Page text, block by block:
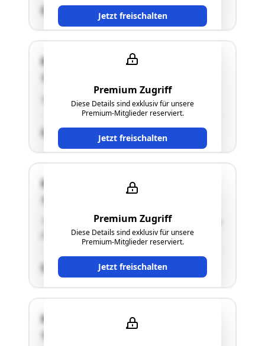
Jetzt freischalten
SCHÄTZWERT
Premium Zugriff
Diese Details sind exklusiv für unsere
Premium-Mitglieder reserviert.
Jetzt freischalten
Handel-Mazzetti-Weg 12
"Abstellplatz für Kraftfahrzeuge 2"
SCHÄTZWERT
Premium Zugriff
Diese Details sind exklusiv für unsere
Premium-Mitglieder reserviert.
Jetzt freischalten
Handel-Mazzetti-Weg 12
"Stellplatz für Kraftfahrzeuge 1 in Doppelgarage
SCHÄTZWERT
Handel-Mazzetti-Weg 12